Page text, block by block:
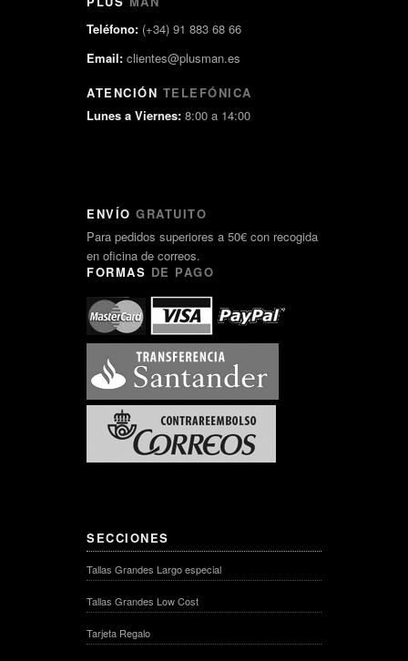
Teléfono: (+34) 91 883 68 66
Email: clientes@plusman.es
ATENCIÓN TELEFÓNICA
Lunes a Viernes: 8:00 a 14:00
ENVÍO GRATUITO
Para pedidos superiores a 50€ con recogida
en oficina de correos.
FORMAS DE PAGO
SECCIONES
Tallas Grandes Largo especial
Tallas Grandes Low Cost
Tarjeta Regalo